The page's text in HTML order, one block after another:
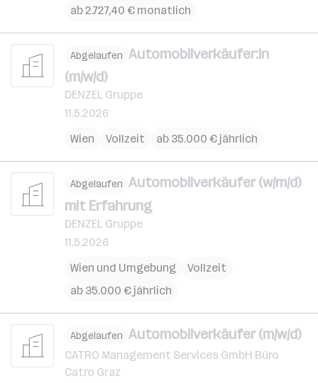
ab 2.727,40 € monatlich
Abgelaufen Automobilverkäufer:in
(m/w/d)
DENZEL Gruppe
11.5.2026
Wien
Vollzeit ab 35.000 € jährlich
Abgelaufen Automobilverkäufer (w/m/d)
mit Erfahrung
DENZEL Gruppe
11.5.2026
Wien und Umgebung
Vollzeit
ab 35.000 € jährlich
Abgelaufen Automobilverkäufer (m/w/d)
CATRO Management Services GmbH Büro
Catro Graz